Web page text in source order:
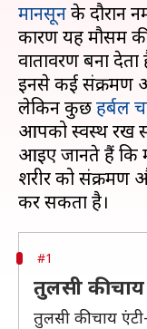
मानसूनके दौरान
कारण यह मौसम
वातावरण बना देता
इनसे कई संक्रमण
लेकिन कुछहर्बल
आपको स्वस्थ रख
आइए जानते हैं कि
शरीर को संक्रमण
#1
तुलसी की चाय
तुलसी की चाय